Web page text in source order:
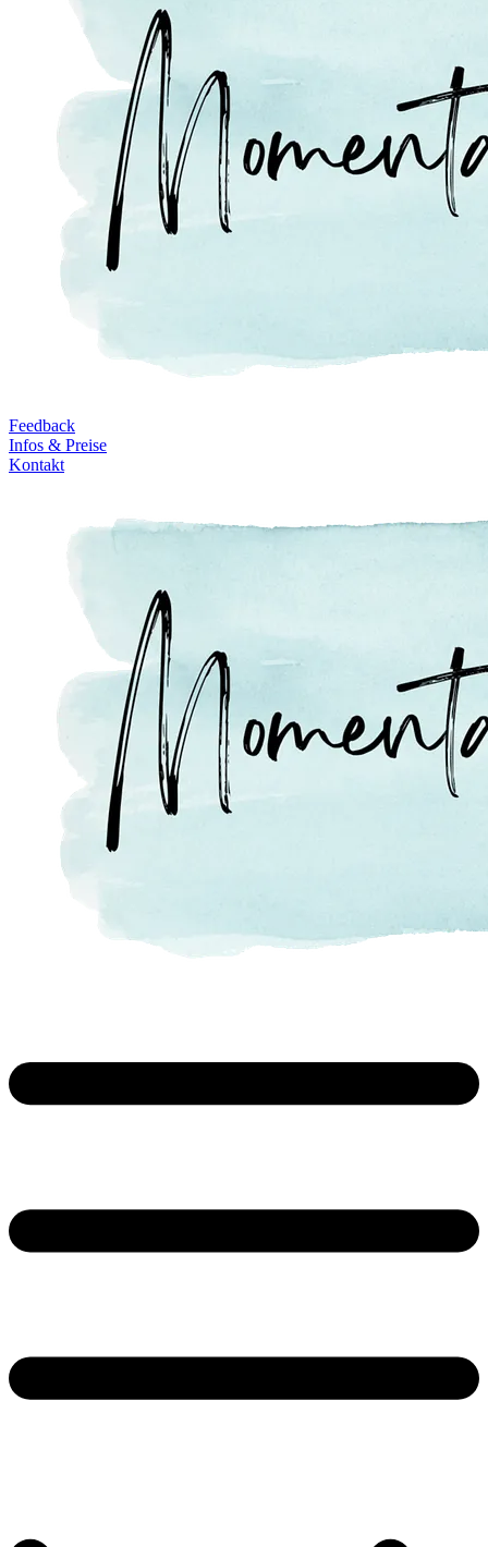
Feedback
Infos & Preise
Kontakt